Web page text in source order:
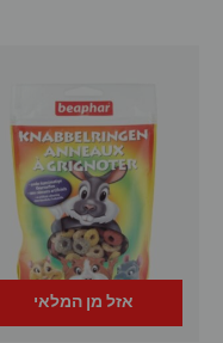
אזל מן המלאי